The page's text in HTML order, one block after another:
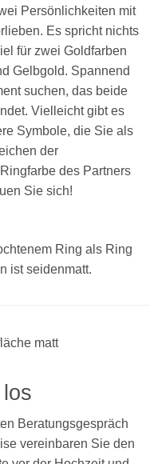
Persönlichkeiten mit
Es spricht nichts
für zwei Goldfarben
Gelbgold. Spannend
suchen, das beide
Vielleicht gibt es
Symbole, die Sie als
der
des Partners
Sie sich!
Beratungsgespräch
vereinbaren Sie den